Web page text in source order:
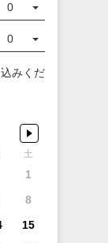
0
0
みくだ
土
1
8
15